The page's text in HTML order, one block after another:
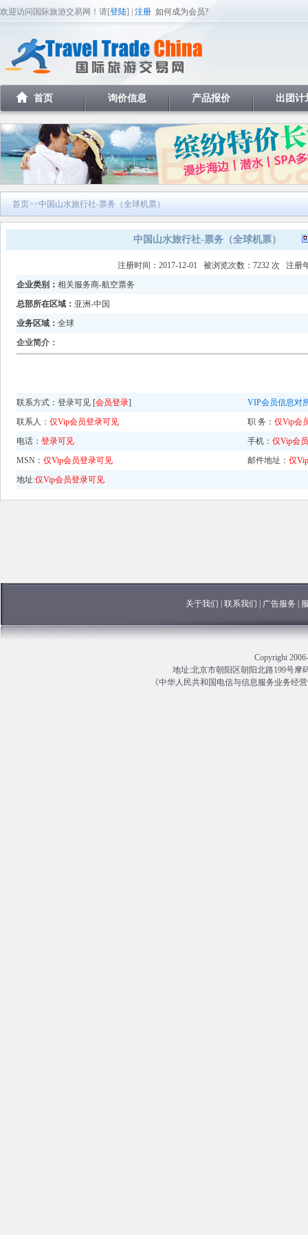
欢迎访问国际旅游交易网！请[登陆] | 注册 如何成为会员?
首页 询价信息 产品报价 出团计
首页>>中国山水旅行社-票务（全球机票）
中国山水旅行社-票务（全球机票）
注册时间：2017-12-01 被浏览次数：7232 次 注册
企业类别： 相关服务商-航空票务
总部所在区域： 亚洲-中国
业务区域： 全球
企业简介：
联系方式： 登录可见 [会员登录]
VIP会员信息对
联系人： 仅Vip会员登录可见 职 务： 仅Vip会
电话： 登录可见 手机： 仅Vip会
MSN： 仅Vip会员登录可见 邮件地址： 仅
地址:仅Vip会员登录可见
关于我们 联系我们 广告服务
Copyright
地址:北京市朝阳区朝阳北路199号摩
《中华人民共和国电信与信息服务业务经